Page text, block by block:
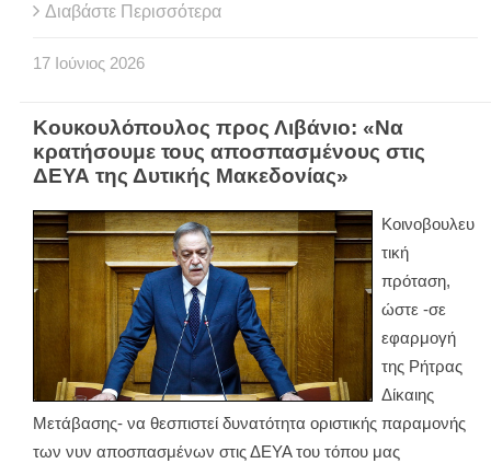
Διαβάστε Περισσότερα
17 Ιούνιος 2026
Κουκουλόπουλος προς Λιβάνιο: «Να
κρατήσουμε τους αποσπασμένους στις
ΔΕΥΑ της Δυτικής Μακεδονίας»
Κοινοβουλευ
τική
πρόταση,
ώστε -σε
εφαρμογή
της Ρήτρας
Δίκαιης
Μετάβασης- να θεσπιστεί δυνατότητα οριστικής παραμονής
των νυν αποσπασμένων στις ΔΕΥΑ του τόπου μας